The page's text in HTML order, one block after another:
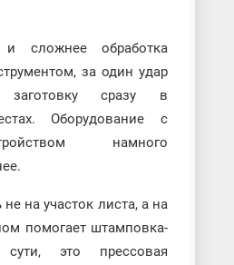
и сложнее обработка
за один удар
заготовку сразу в
Оборудование с
намного
на участок листа, а на
помогает штамповка-
это прессовая